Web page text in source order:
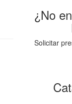
¿No
Solicitar